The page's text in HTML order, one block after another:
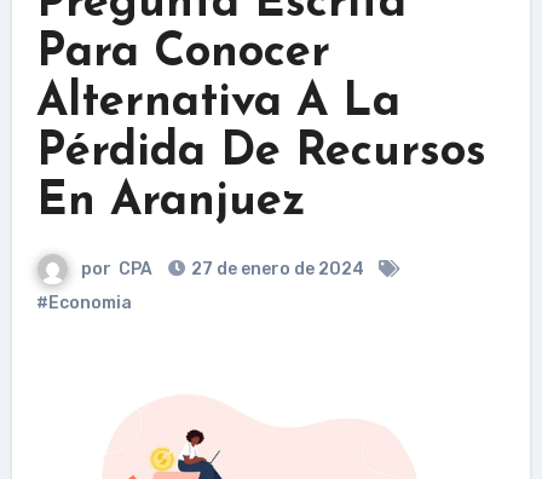
Para Conocer
Alternativa A La
Pérdida De Recursos
En Aranjuez
por CPA
27 de enero de 2024
#Economia